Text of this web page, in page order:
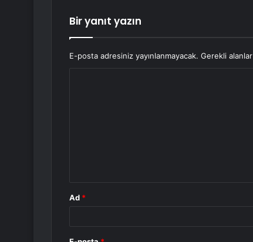
Bir yanıt yazın
E-posta adresiniz yayınlanmayacak. Gerekli alanlar
Ad *